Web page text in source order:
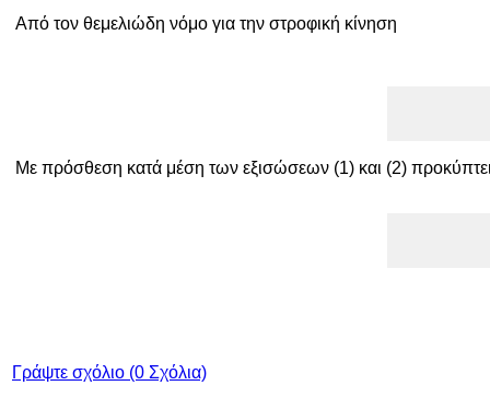
Από τον θεμελιώδη νόμο για την στροφική κίνηση
Με πρόσθεση κατά μέση των εξισώσεων (1) και (2)
Γράψτε σχόλιο (0 Σχόλια)